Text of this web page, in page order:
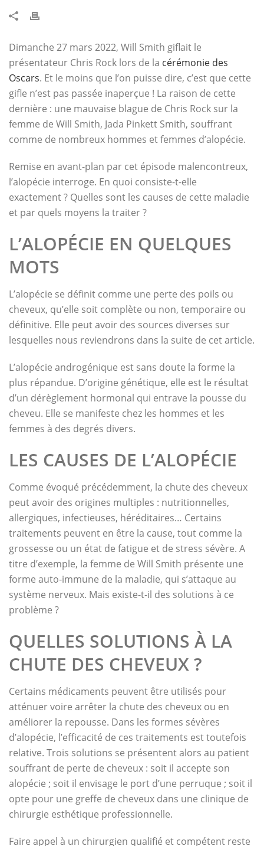
Dimanche 27 mars 2022, Will Smith giflait le
présentateur Chris Rock lors de la cérémonie des
Oscars. Et le moins que l’on puisse dire, c’est que cette
gifle n’est pas passée inaperçue ! La raison de cette
dernière : une mauvaise blague de Chris Rock sur la
femme de Will Smith, Jada Pinkett Smith, souffrant
comme de nombreux hommes et femmes d’alopécie.
Remise en avant-plan par cet épisode malencontreux,
l’alopécie interroge. En quoi consiste-t-elle
exactement ? Quelles sont les causes de cette maladie
et par quels moyens la traiter ?
L’ALOPÉCIE EN QUELQUES
MOTS
L’alopécie se définit comme une perte des poils ou
cheveux, qu’elle soit complète ou non, temporaire ou
définitive. Elle peut avoir des sources diverses sur
lesquelles nous reviendrons dans la suite de cet article.
L’alopécie androgénique est sans doute la forme la
plus répandue. D’origine génétique, elle est le résultat
d’un dérèglement hormonal qui entrave la pousse du
cheveu. Elle se manifeste chez les hommes et les
femmes à des degrés divers.
LES CAUSES DE L’ALOPÉCIE
Comme évoqué précédemment, la chute des cheveux
peut avoir des origines multiples : nutritionnelles,
allergiques, infectieuses, héréditaires… Certains
traitements peuvent en être la cause, tout comme la
grossesse ou un état de fatigue et de stress sévère. A
titre d’exemple, la femme de Will Smith présente une
forme auto-immune de la maladie, qui s’attaque au
système nerveux. Mais existe-t-il des solutions à ce
problème ?
QUELLES SOLUTIONS À LA
CHUTE DES CHEVEUX ?
Certains médicaments peuvent être utilisés pour
atténuer voire arrêter la chute des cheveux ou en
améliorer la repousse. Dans les formes sévères
d’alopécie, l’efficacité de ces traitements est toutefois
relative. Trois solutions se présentent alors au patient
souffrant de perte de cheveux : soit il accepte son
alopécie ; soit il envisage le port d’une perruque ; soit il
opte pour une greffe de cheveux dans une clinique de
chirurgie esthétique professionnelle.
Faire appel à un chirurgien qualifié et compétent reste